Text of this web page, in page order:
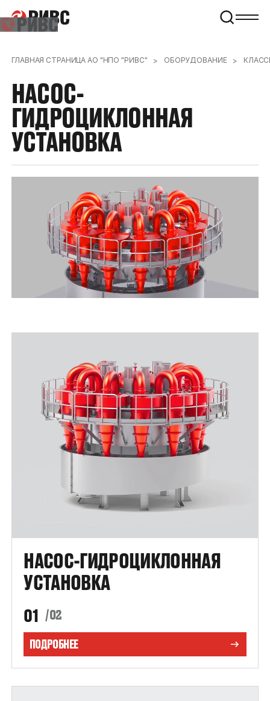
ГЛАВНАЯ СТРАНИЦА АО "НПО "РИВС" ОБОРУДОВАНИЕ
НАСОС-
ГИДРОЦИКЛОННАЯ
УСТАНОВКА
НАСОС-ГИДРОЦИКЛОННАЯ
УСТАНОВКА
01 /02
ПОДРОБНЕЕ